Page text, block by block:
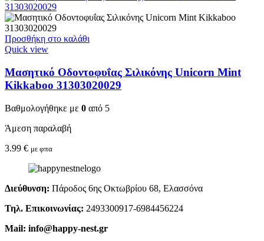
Προσθήκη στο καλάθι
Quick view
Μασητικό Οδοντοφυΐας Σιλικόνης Unicorn Mint
Kikkaboo 31303020029
Βαθμολογήθηκε με 0 από 5
Άμεση παραλαβή
3.99 € με φπα
Διεύθυνση: Πάροδος 6ης Οκτωβρίου 68, Ελασσόνα
Τηλ. Επικοινωνίας: 2493300917-6984456224
Mail: info@happy-nest.gr